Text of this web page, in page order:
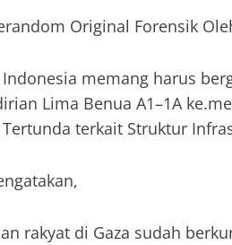
Original Forensik
Indonesia memang harus
Lima Benua A1–1A
Tertunda terkait Struktur
rakyat di Gaza sudah